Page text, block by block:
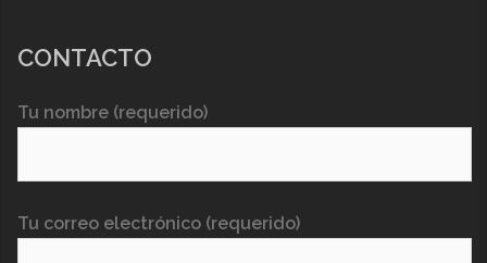
CONTACTO
Tu nombre (requerido)
Tu correo electrónico (requerido)